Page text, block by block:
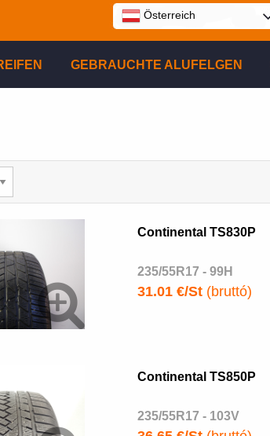
Österreich
GEBRAUCHTE ALUFELGEN
Continental TS830P
235/55R17 - 99H
31.01 €/St(bruttó)
Continental TS850P
235/55R17 - 103V